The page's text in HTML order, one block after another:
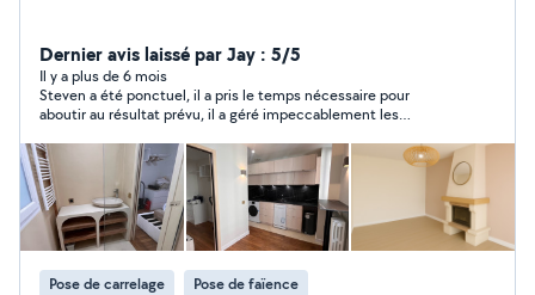
Dernier avis laissé par Jay : 5/5
Il y a plus de 6 mois
Steven a été ponctuel, il a pris le temps nécessaire pour
aboutir au résultat prévu, il a géré impeccablement les
(Plomberie)
Pose de carrelage Pose de faïence